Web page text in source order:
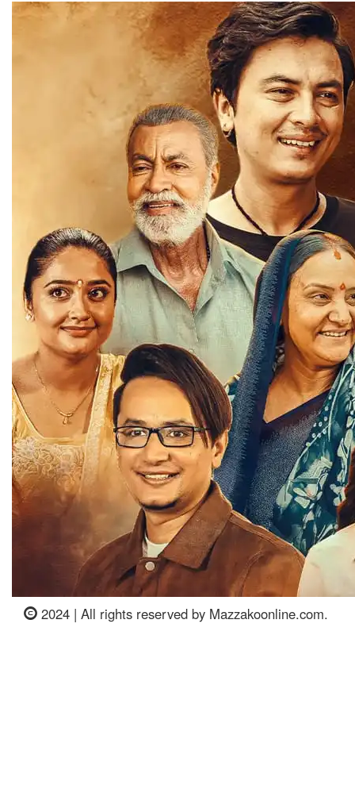
2024 | All rights reserved by Mazzakoonline.com.